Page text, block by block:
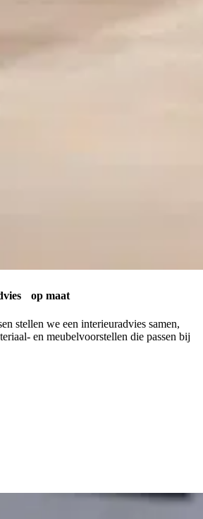
op maat
stellen we een interieuradvies samen,
en meubelvoorstellen die passen bij